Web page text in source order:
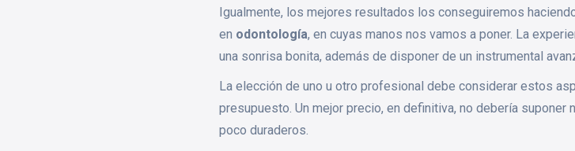
Igualmente, los mejores resultados los conseguiremos
en odontología, en cuyas manos nos vamos a poner. La
una sonrisa bonita, además de disponer de un instrumental
La elección de uno u otro profesional debe considerar estos
presupuesto. Un mejor precio, en definitiva, no debería
poco duraderos.